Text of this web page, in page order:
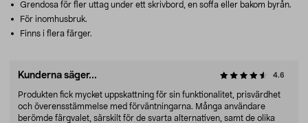
Grendosa för fler uttag under ett skrivbord, en soffa eller bakom byrån.
För inomhusbruk.
Finns i flera färger.
Kunderna säger... 4.6
Produkten fick mycket uppskattning för sin funktionalitet, prisvärdhet
och överensstämmelse med förväntningarna. Många användare
berömde färgvalet, särskilt för de svarta alternativen, samt de olika